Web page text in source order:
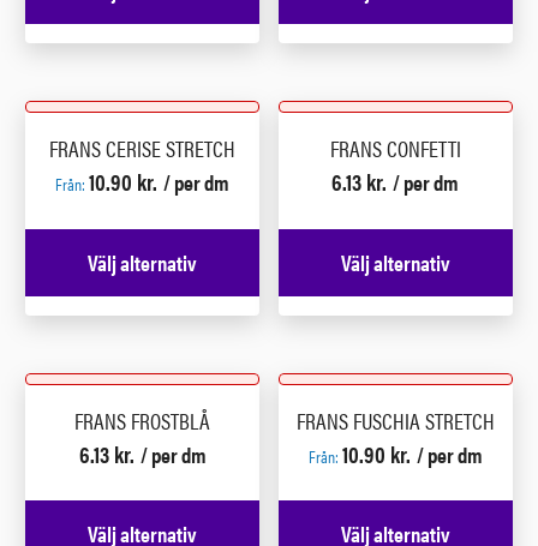
FRANS CERISE STRETCH
Från:10.90 kr. / per dm
Välj alternativ
FRANS CONFETTI
6.13kr. / per dm
Välj alternativ
FRANS FROSTBLÅ
6.13kr. / per dm
Välj alternativ
FRANS FUSCHIA STRETCH
Från: 10.90 kr. / per dm
Välj alternativ